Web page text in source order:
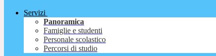
Servizi
Panoramica
Famiglie e studenti
Personale scolastico
Percorsi di studio